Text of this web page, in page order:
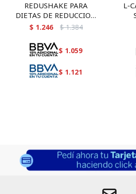
REDUSHAKE PARA
DIETAS DE REDUCCION
DE PESO CIBELES 500 GR
$ 1.246 $ 1.384
$ 1.059
$ 1.121
L-